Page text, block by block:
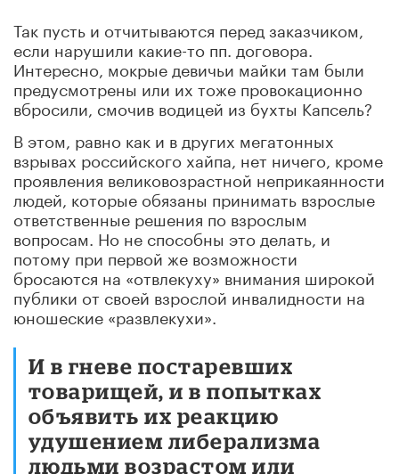
Так пусть и отчитываются перед заказчиком,
если нарушили какие-то пп. договора.
Интересно, мокрые девичьи майки там были
предусмотрены или их тоже провокационно
вбросили, смочив водицей из бухты Капсель?
В этом, равно как и в других мегатонных
взрывах российского хайпа, нет ничего, кроме
проявления великовозрастной неприкаянности
людей, которые обязаны принимать взрослые
ответственные решения по взрослым
вопросам. Но не способны это делать, и
потому при первой же возможности
бросаются на «отвлекуху» внимания широкой
публики от своей взрослой инвалидности на
юношеские «развлекухи».
И в гневе постаревших
товарищей, и в попытках
объявить их реакцию
удушением либерализма
людьми возрастом или